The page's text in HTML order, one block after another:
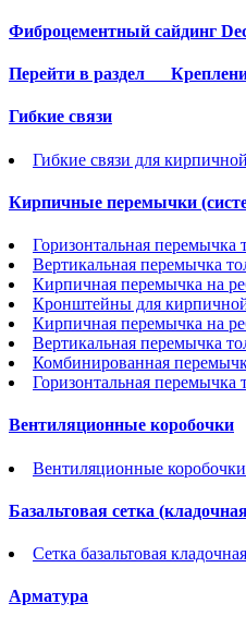
Фиброцементный сайдинг
Перейти в раздел
Гибкие связи
Гибкие связи для
Кирпичные перемычки
Горизонтальная
Вертикальная перемычка
Кирпичная перемычка на
Кронштейны для
Кирпичная перемычка на
Вертикальная перемычка
Комбинированная
Горизонтальная
Вентиляционные коробочки
Вентиляционные
Базальтовая сетка
Сетка базальтовая кладочная
Арматура